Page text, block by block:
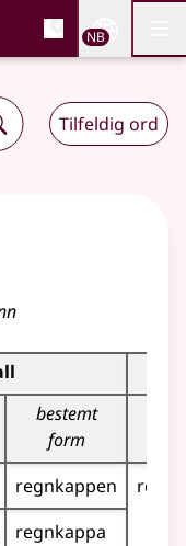
og
NB
Tilfeldig ord
bestemt
form
regnkappen
regnkappa